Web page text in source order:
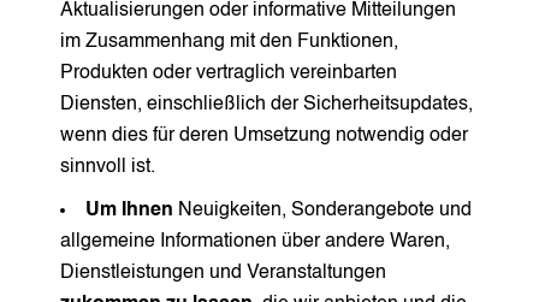
Aktualisierungen oder informative Mitteilungen
im Zusammenhang mit den Funktionen,
Produkten oder vertraglich vereinbarten
Diensten, einschließlich der Sicherheitsupdates,
wenn dies für deren Umsetzung notwendig oder
sinnvoll ist.
Um Ihnen Neuigkeiten, Sonderangebote und
allgemeine Informationen über andere Waren,
Dienstleistungen und Veranstaltungen